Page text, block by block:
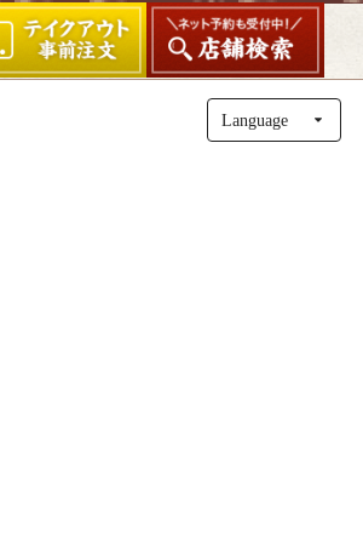
Language